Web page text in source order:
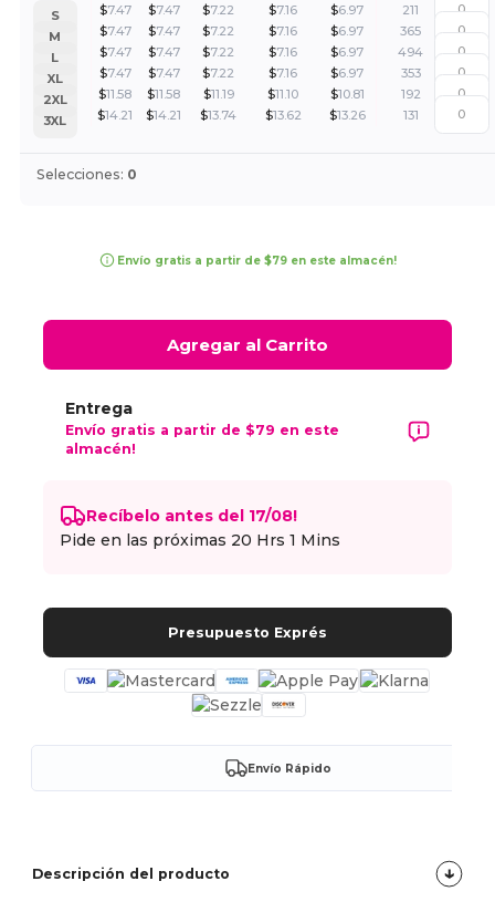
S $7.47 $7.47 $7.22 $7.16 $6.97
211
M
$7.47 $7.47 $7.22 $7.16 $6.97
365
L
$7.47 $7.47 $7.22 $7.16 $6.97
494
XL
$7.47 $7.47 $7.22 $7.16 $6.97
353
2XL
$11.58 $11.58 $11.19 $11.10 $10.81
192
3XL
$14.21 $14.21 $13.74 $13.62 $13.26 131
Selecciones: 0
Envío gratis a partir de $79 en este almacén!
Agregar al Carrito
Entrega
Envío gratis a partir de $79 en este
almacén!
Recíbelo antes del 17/08!
Pide en las próximas 20 Hrs 1 Mins
Presupuesto Exprés
Envío Rápido
Descripción del producto